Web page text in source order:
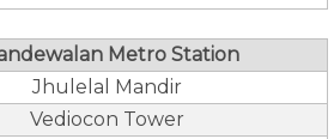
Metro Station
Jhulelal Mandir
Vediocon Tower